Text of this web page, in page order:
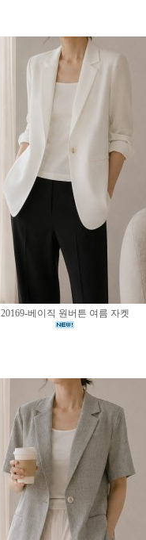
20169-베이직 원버튼 여름 자켓